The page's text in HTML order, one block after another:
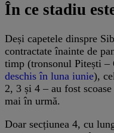
În ce stadiu
Deși capetele dinspre
contractate înainte de
timp (tronsonul Pitești –
deschis în luna iunie),
2, 3 și 4 – au fost
mai în urmă.
Doar secțiunea 4, cu